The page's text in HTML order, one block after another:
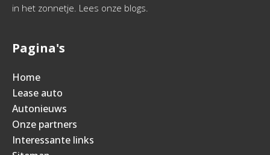
in het zonnetje. Lees onze blogs.
Pagina's
Home
Lease auto
Autonieuws
Onze partners
Interessante links